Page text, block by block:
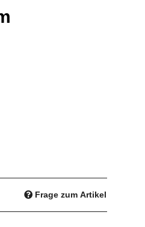
Frage zum Artikel